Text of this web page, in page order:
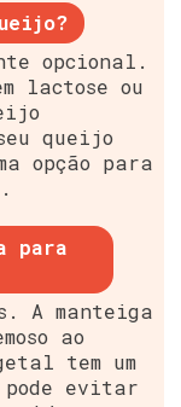
opcional.
lactose ou
queijo
opção para
para
A manteiga
ao
tem um
pode evitar